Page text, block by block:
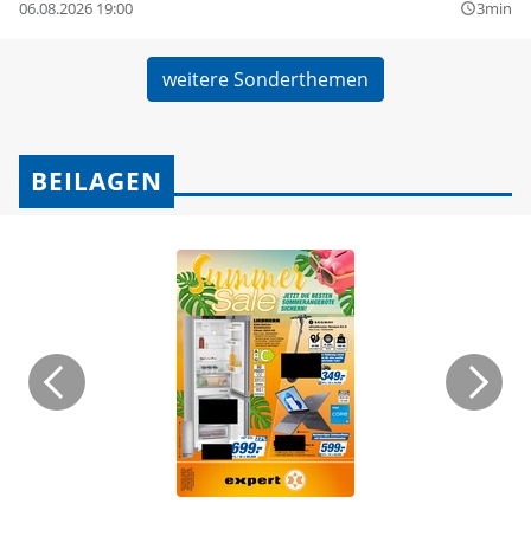
06.08.2026 19:00 query_builder3min
weitere Sonderthemen
BEILAGEN